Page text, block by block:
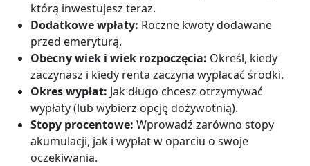
którą inwestujesz teraz.
Dodatkowe wpłaty: Roczne kwoty dodawane
przed emeryturą.
Obecny wiek i wiek rozpoczęcia: Określ, kiedy
zaczynasz i kiedy renta zaczyna wypłacać środki.
Okres wypłat: Jak długo chcesz otrzymywać
wypłaty (lub wybierz opcję dożywotnią).
Stopy procentowe: Wprowadź zarówno stopy
akumulacji, jak i wypłat w oparciu o swoje
oczekiwania.